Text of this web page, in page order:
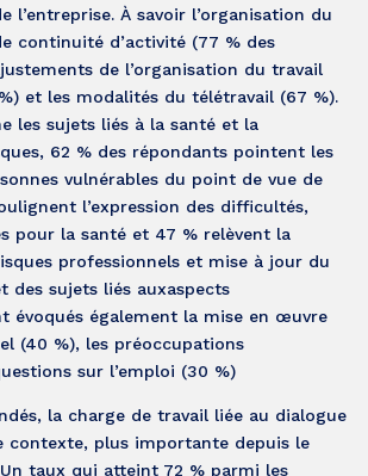
l’entreprise. À savoir l’organisation du
continuité d’activité (77 % des
de l’organisation du travail
et les modalités du télétravail (67 %).
les sujets liés à la santé et la
62 % des répondants pointent les
vulnérables du point de vue de
l’expression des difficultés,
pour la santé et 47 % relèvent la
professionnels et mise à jour du
des sujets liés auxaspects
évoqués également la mise en œuvre
(40 %), les préoccupations
sur l’emploi (30 %)
la charge de travail liée au dialogue
contexte, plus importante depuis le
taux qui atteint 72 % parmi les